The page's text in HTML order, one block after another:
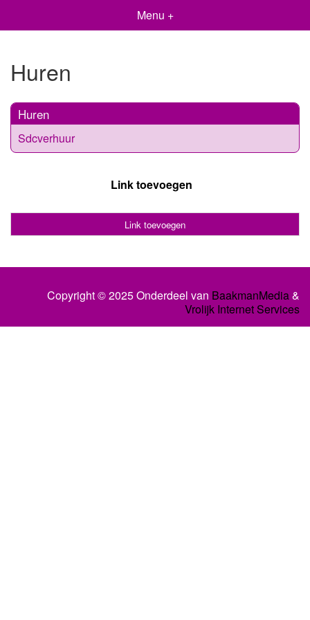
Menu +
Huren
Huren
Sdcverhuur
Link toevoegen
Link toevoegen
Copyright © 2025 Onderdeel van BaakmanMedia&
Vrolijk Internet Services